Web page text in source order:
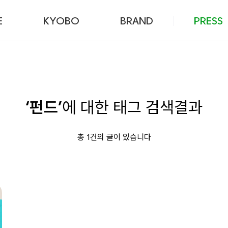
KYOBO BRAND PRESS
‘펀드’에 대한 태그 검색결과
총 1건의 글이 있습니다